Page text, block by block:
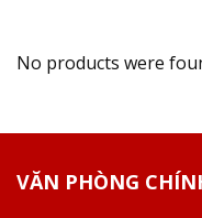
No products were
VĂN PHÒNG